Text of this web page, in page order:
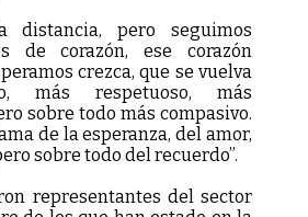
distancia, pero seguimos
de corazón, ese corazón
crezca, que se vuelva
más respetuoso, más
sobre todo más compasivo.
de la esperanza, del amor,
sobre todo del recuerdo”.
representantes del sector